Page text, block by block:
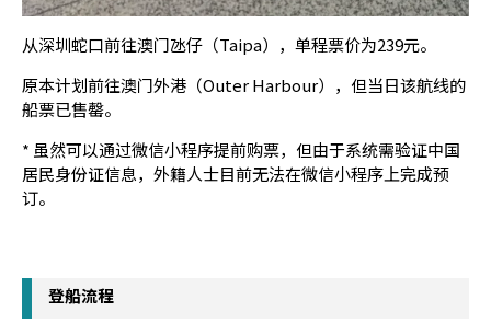
从深圳蛇口前往澳门氹仔（Taipa），单程票价为239元。
原本计划前往澳门外港（Outer Harbour），但当日该航线的
船票已售罄。
* 虽然可以通过微信小程序提前购票，但由于系统需验证中国
居民身份证信息，外籍人士目前无法在微信小程序上完成预
订。
登船流程